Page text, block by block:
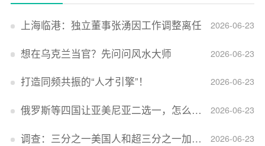
2026-06-23
上海临港：独立董事张湧因工作调整离任
2026-06-23
想在乌克兰当官？先问问风水大师
2026-06-23
打造同频共振的“人才引擎”！
2026-06-23
俄罗斯等四国让亚美尼亚二选一，怎么回事？
2026-06-23
调查：三分之一美国人和超三分之一加拿大人感到经济压力